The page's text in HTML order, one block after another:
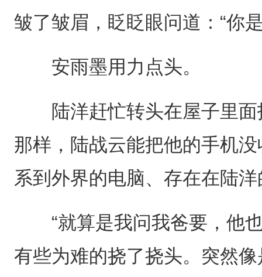
皱了皱眉，眨眨眼问道：“你
安雨墨用力点头。
陆洋赶忙转头在屋子里面
那样，陆战云能把他的手机
系到外界的电脑、存在在陆
“就算是我问我爸要，他也
有些为难的挠了挠头。突然